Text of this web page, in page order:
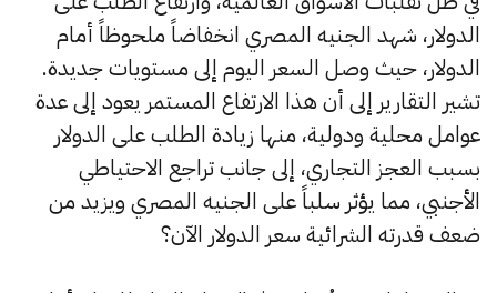
الدولار، شهد الجنيه المصري انخفاضاً ملحوظاً أمام
الدولار، حيث وصل السعر اليوم إلى مستويات جديدة.
تشير التقارير إلى أن هذا الارتفاع المستمر يعود إلى عدة
عوامل محلية ودولية، منها زيادة الطلب على الدولار
بسبب العجز التجاري، إلى جانب تراجع الاحتياطي
الأجنبي، مما يؤثر سلباً على الجنيه المصري ويزيد من
ضعف قدرته الشرائية سعر الدولار الآن؟